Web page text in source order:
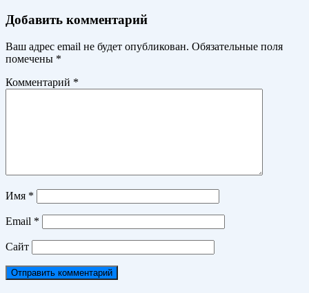
Добавить комментарий
Ваш адрес email не будет опубликован. Обязательные поля
помечены *
Комментарий *
Имя *
Email *
Сайт